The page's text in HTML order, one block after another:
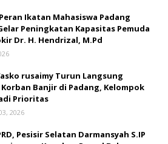
Ikatan Mahasiswa Padang
Peningkatan Kapasitas Pemuda
Dr. H. Hendrizal, M.Pd
rusaimy Turun Langsung
Korban Banjir di Padang, Kelompok
Prioritas
2026
Pesisir Selatan Darmansyah S.IP